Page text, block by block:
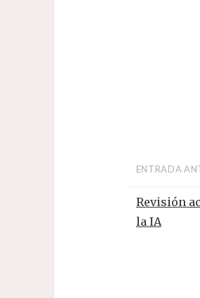
ENTRADA
Revisión
la IA